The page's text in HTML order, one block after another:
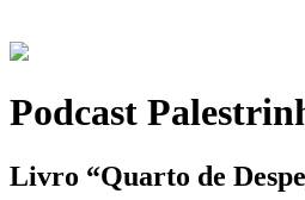
Podcast
Livro “Quarto de